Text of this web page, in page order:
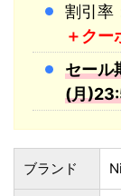
割引率
＋ク
セール
(月
ブランド